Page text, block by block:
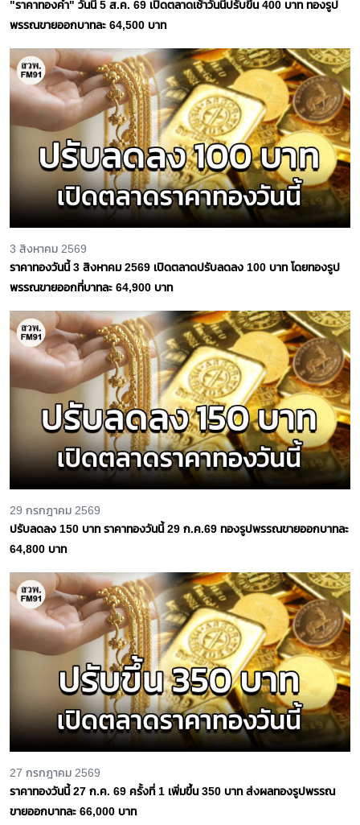
"ราคาทองคำ" วันนี้ 5 ส.ค. 69 เปิดตลาดเช้าวันนี้ปรับขึ้น 400 บาท ทองรูป
พรรณขายออกบาทละ 64,500 บาท
3 สิงหาคม 2569
ราคาทองวันนี้ 3 สิงหาคม 2569 เปิดตลาดปรับลดลง 100 บาท โดยทองรูป
พรรณขายออกที่บาทละ 64,900 บาท
29 กรกฎาคม 2569
ปรับลดลง 150 บาท ราคาทองวันนี้ 29 ก.ค.69 ทองรูปพรรณขายออกบาทละ
64,800 บาท
27 กรกฎาคม 2569
ราคาทองวันนี้ 27 ก.ค. 69 ครั้งที่ 1 เพิ่มขึ้น 350 บาท ส่งผลทองรูปพรรณ
ขายออกบาทละ 66,000 บาท